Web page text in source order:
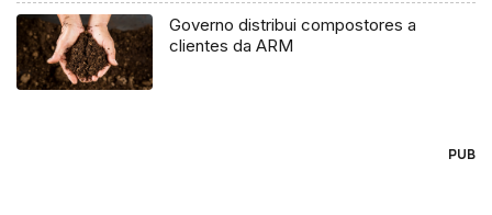
Governo distribui compostores a
clientes da ARM
PUB